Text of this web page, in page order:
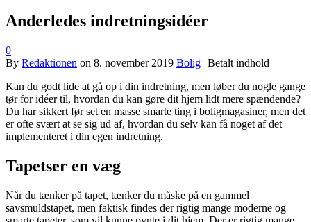
Anderledes indretningsidéer
0
By Redaktionen on 8. november 2019 Bolig
Kan du godt lide at gå op i din indretning, men løber du nogle gange
tør for idéer til, hvordan du kan gøre dit hjem lidt mere spændende?
Du har sikkert før set en masse smarte ting i boligmagasiner, men det
er ofte svært at se sig ud af, hvordan du selv kan få noget af det
implementeret i din egen indretning.
Tapetser en væg
Når du tænker på tapet, tænker du måske på en gammel
savsmuldstapet, men faktisk findes der rigtig mange moderne og